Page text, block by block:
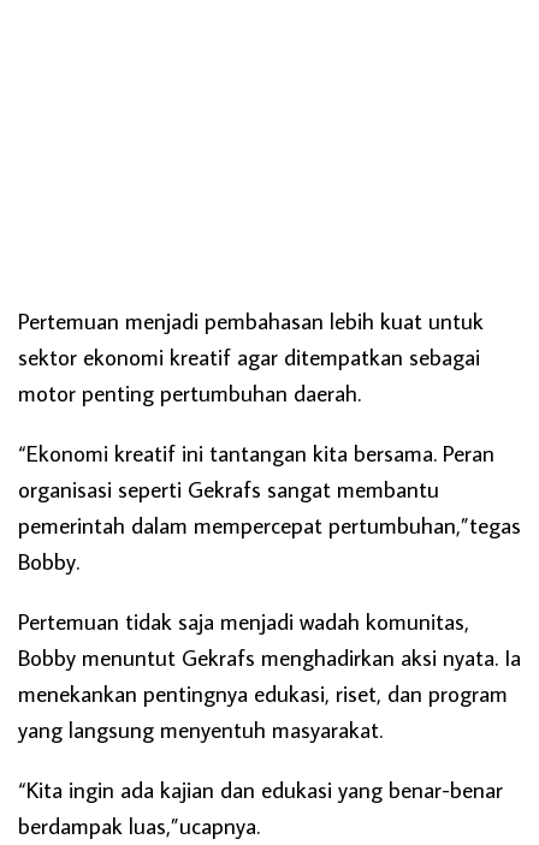
Pertemuan menjadi pembahasan lebih kuat untuk
sektor ekonomi kreatif agar ditempatkan sebagai
motor penting pertumbuhan daerah.
“Ekonomi kreatif ini tantangan kita bersama. Peran
organisasi seperti Gekrafs sangat membantu
pemerintah dalam mempercepat pertumbuhan,”tegas
Bobby.
Pertemuan tidak saja menjadi wadah komunitas,
Bobby menuntut Gekrafs menghadirkan aksi nyata. Ia
menekankan pentingnya edukasi, riset, dan program
yang langsung menyentuh masyarakat.
“Kita ingin ada kajian dan edukasi yang benar-benar
berdampak luas,”ucapnya.